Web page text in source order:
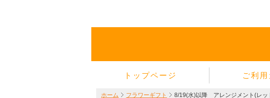
トップページ ご利用
当サイトについ
ホーム フラワーギフト 8/19(水)以降 アレンジメント(レ